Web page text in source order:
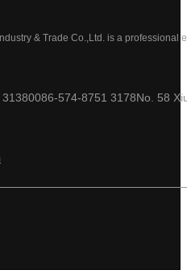
& Trade Co.,Ltd. is a professional
0086-574-8751 3178No. 58